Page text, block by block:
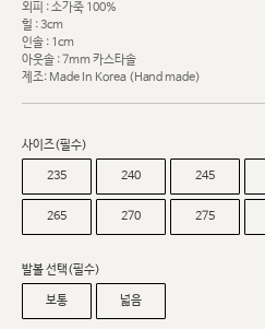
외피 : 소가죽 100%
힐 : 3cm
인솔 : 1cm
아웃솔 : 7mm 카스타솔
제조: Made In Korea (Hand made)
사이즈(필수)
235 240 245
265 270 275
발볼 선택(필수)
보통 넓음